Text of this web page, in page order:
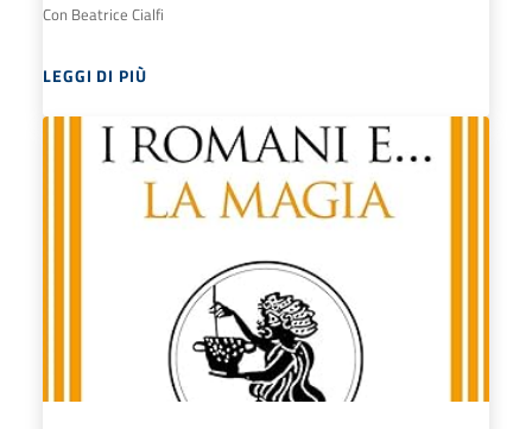
Con Beatrice Cialfi
LEGGI DI PIÙ